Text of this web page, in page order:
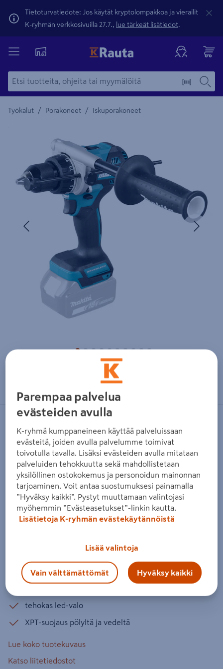
Tietoturvatiedote: Jos käytät kryptolompakkoa ja vierailit
K-ryhmän verkkosivuilla 27.7., lue tärkeät lisätiedot.
Työkalut / Porakoneet / Iskuporakoneet
Yksityiskohtainen kuvaus löytyy Tuotteen kuvaus -
Zoomaa kuvaa sormilla kosketusnäytöllä
Akkuiskuporakone Makita DHP492Z
18V LXT runko
Tuotenumero :502802201 EAN-koodi : 197050011770
Voimakas hiiliharjaton iskuporakone
ruuvaukseen, poraamiseen ja iskuporaamiseen.
Vääntövoima 130 / 65 Nm. Suositeltava
käytettäväksi pilkkikairakoneena. Runkoversio.
vääntö: 130 / 165 Nm
tehokas led-valo
XPT-suojaus pölyltä ja vedeltä
Lue koko tuotekuvaus
Katso liitetiedostot
Parempaa palvelua
evästeiden avulla
K-ryhmä kumppaneineen käyttää palveluissaan
evästeitä, joiden avulla palvelumme toimivat
toivotulla tavalla. Lisäksi evästeiden avulla mitataan
palveluiden tehokkuutta sekä mahdollistetaan
yksilöllinen ostokokemus ja personoidun mainonnan
tarjoaminen. Voit antaa suostumuksesi painamalla
”Hyväksy kaikki”. Pystyt muuttamaan valintojasi
myöhemmin ”Evästeasetukset”-linkin kautta.
Lisätietoja K-ryhmän evästekäytännöistä
Lisää valintoja
Vain välttämättömät Hyväksy kaikki